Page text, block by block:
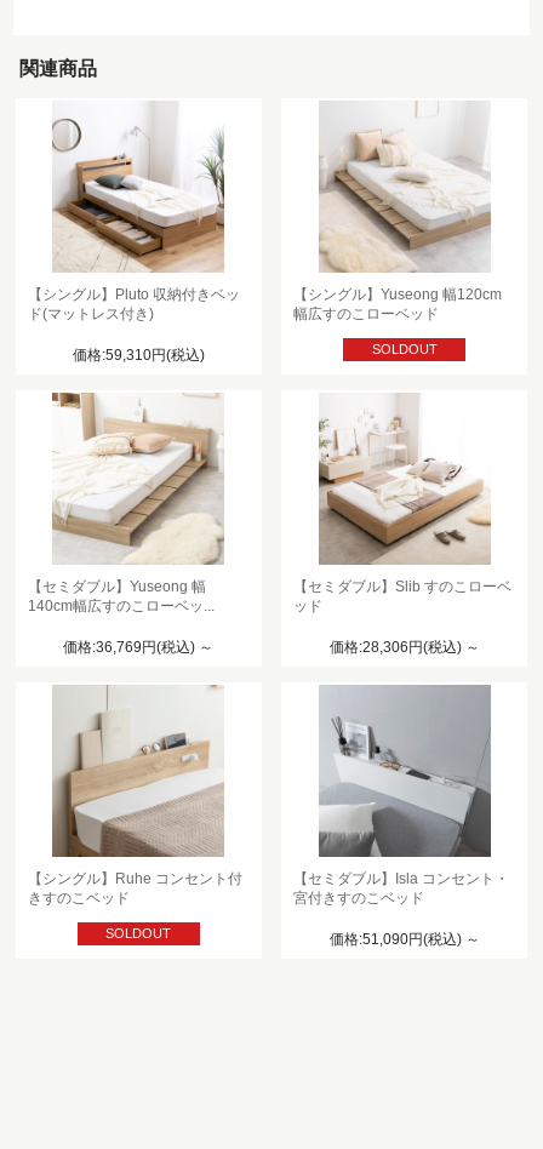
関連商品
【シングル】Pluto 収納付きベッ
ド(マットレス付き)
価格:59,310円(税込)
【シングル】Yuseong 幅120cm
幅広すのこローベッド
SOLDOUT
【セミダブル】Yuseong 幅
140cm幅広すのこローベッ...
価格:36,769円(税込) ～
【セミダブル】Slib すのこローベ
ッド
価格:28,306円(税込) ～
【シングル】Ruhe コンセント付
きすのこベッド
SOLDOUT
【セミダブル】Isla コンセント・
宮付きすのこベッド
価格:51,090円(税込) ～